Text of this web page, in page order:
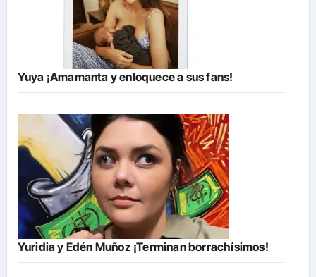
Yuya ¡Amamanta y enloquece a sus fans!
Yuridia y Edén Muñoz ¡Terminan borrachísimos!